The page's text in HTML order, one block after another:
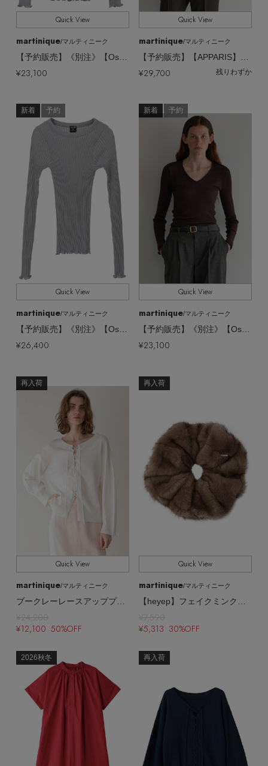
Quick View
martinique/マルティニーク
¥29,700 残りわずか
Quick View
martinique/マルティニーク
【予約販売】《別注》【Oscalito】ウールシルクリブVネックプルオーバー
¥23,100
新着 予約
Quick View
martinique/マルティニーク
【予約販売】《別注》【Oscalito】ウールシルクリブVネックプルオーバー
¥23,100
新着 予約
Quick View
martinique/マルティニーク
【予約販売】《別注》【Oscalito】ウールメッシュクルーネック
¥26,400
再入荷
Quick View
martinique/マルティニーク
【heyep】フェイクミンクシュシュ
¥7,590
¥5,313 30%OFF
再入荷
Quick View
martinique/マルティニーク
ブークレーレースアッププルオーバー（フロンタブル）
¥24,200
¥12,100 50%OFF
再入荷
2026秋冬